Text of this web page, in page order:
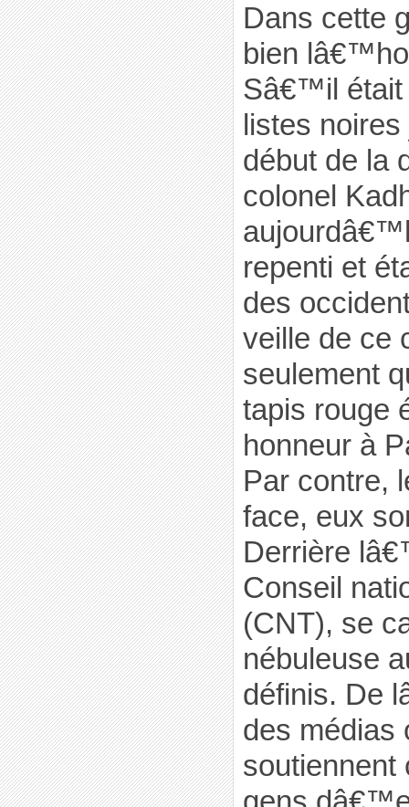
Dans cette
bien
Sâ€™il était
listes
début de la
colonel
repenti et
des
veille de ce
seulement
tapis rouge
honneur à
Par contre,
face, eux
Derrière
Conseil
(CNT), se
nébuleuse
définis. De
des médias
soutiennent